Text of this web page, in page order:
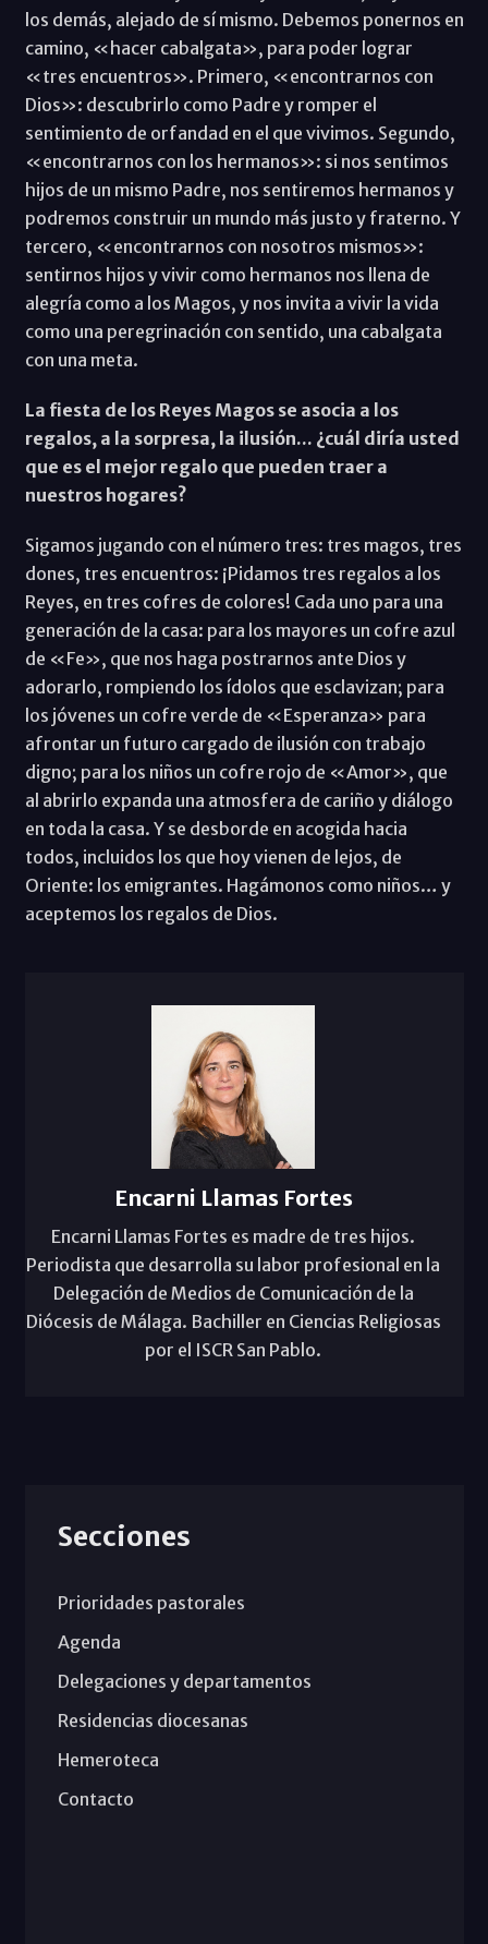
los demás, alejado de sí mismo. Debemos ponernos en
camino, «hacer cabalgata», para poder lograr
«tres encuentros». Primero, «encontrarnos con
Dios»: descubrirlo como Padre y romper el
sentimiento de orfandad en el que vivimos. Segundo,
«encontrarnos con los hermanos»: si nos sentimos
hijos de un mismo Padre, nos sentiremos hermanos y
podremos construir un mundo más justo y fraterno. Y
tercero, «encontrarnos con nosotros mismos»:
sentirnos hijos y vivir como hermanos nos llena de
alegría como a los Magos, y nos invita a vivir la vida
como una peregrinación con sentido, una cabalgata
con una meta.
La fiesta de los Reyes Magos se asocia a los
regalos, a la sorpresa, la ilusión... ¿cuál diría usted
que es el mejor regalo que pueden traer a
nuestros hogares?
Sigamos jugando con el número tres: tres magos, tres
dones, tres encuentros: ¡Pidamos tres regalos a los
Reyes, en tres cofres de colores! Cada uno para una
generación de la casa: para los mayores un cofre azul
de «Fe», que nos haga postrarnos ante Dios y
adorarlo, rompiendo los ídolos que esclavizan; para
los jóvenes un cofre verde de «Esperanza» para
afrontar un futuro cargado de ilusión con trabajo
digno; para los niños un cofre rojo de «Amor», que
al abrirlo expanda una atmosfera de cariño y diálogo
en toda la casa. Y se desborde en acogida hacia
todos, incluidos los que hoy vienen de lejos, de
Oriente: los emigrantes. Hagámonos como niños… y
aceptemos los regalos de Dios.
Encarni Llamas Fortes
Encarni Llamas Fortes es madre de tres hijos.
Periodista que desarrolla su labor profesional en la
Delegación de Medios de Comunicación de la
Diócesis de Málaga. Bachiller en Ciencias Religiosas
por el ISCR San Pablo.
Secciones
Prioridades pastorales
Agenda
Delegaciones y departamentos
Residencias diocesanas
Hemeroteca
Contacto